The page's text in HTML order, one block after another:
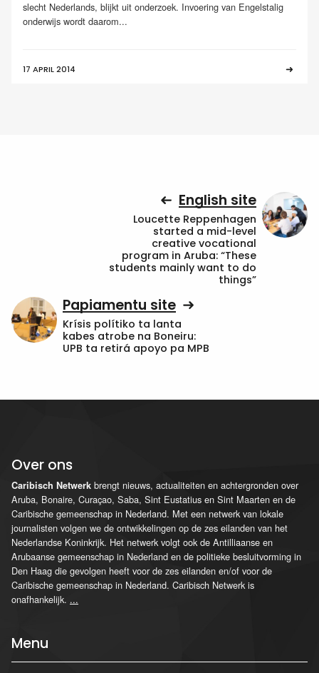
slecht Nederlands, blijkt uit onderzoek. Invoering van Engelstalig
onderwijs wordt daarom...
17 APRIL 2014
English site
Loucette Reppenhagen
started a mid-level
creative vocational
program in Aruba: “These
students mainly want to do
things”
Papiamentu site
Krísis polítiko ta lanta
kabes atrobe na Boneiru:
UPB ta retirá apoyo pa MPB
Over ons
Caribisch Netwerk brengt nieuws, actualiteiten en achtergronden over
Aruba, Bonaire, Curaçao, Saba, Sint Eustatius en Sint Maarten en de
Caribische gemeenschap in Nederland. Met een netwerk van lokale
journalisten volgen we de ontwikkelingen op de zes eilanden van het
Nederlandse Koninkrijk. Het netwerk volgt ook de Antilliaanse en
Arubaanse gemeenschap in Nederland en de politieke besluitvorming in
Den Haag die gevolgen heeft voor de zes eilanden en/of voor de
Caribische gemeenschap in Nederland. Caribisch Netwerk is
onafhankelijk. ...
Menu